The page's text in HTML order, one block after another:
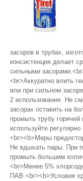
засоров в трубах,
консистенция делает
сильными
<br>Аккуратно влить
или при сильном
2 использования. Не
засорах оставить на
промыть трубу
используйте
<br><b>Меры
Не вдыхать пары. При
промыть большим
<br>Менее 5%
ПАВ.<br><b>Условия